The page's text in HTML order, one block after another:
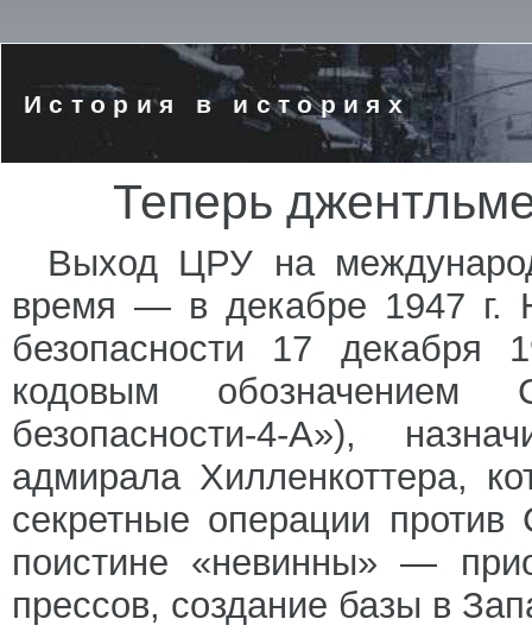
История в историях
Теперь
Выход ЦРУ на
время — в декабре 1947 г.
безопасности 17 декабря
кодовым обозначением
безопасности-4-А»),
адмирала Хилленкоттера,
секретные операции
поистине «невинны» —
прессов, создание базы в